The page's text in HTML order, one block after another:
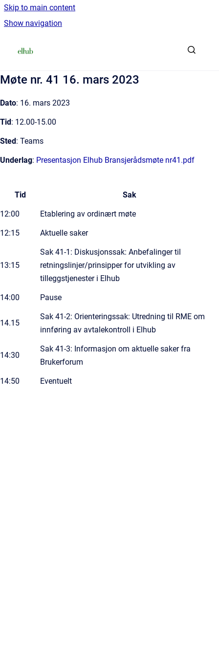
Skip to main content
Show navigation
Møte nr. 41 16. mars 2023
Dato: 16. mars 2023
Tid: 12.00-15.00
Sted: Teams
Underlag: Presentasjon Elhub Bransjerådsmøte nr41.pdf
Tid Sak
12:00 Etablering av ordinært møte
12:15 Aktuelle saker
13:15
Sak 41-1: Diskusjonssak: Anbefalinger til
retningslinjer/prinsipper for utvikling av
tilleggstjenester i Elhub
14:00 Pause
14.15
Sak 41-2: Orienteringssak: Utredning til RME om
innføring av avtalekontroll i Elhub
14:30
Sak 41-3: Informasjon om aktuelle saker fra
Brukerforum
14:50 Eventuelt